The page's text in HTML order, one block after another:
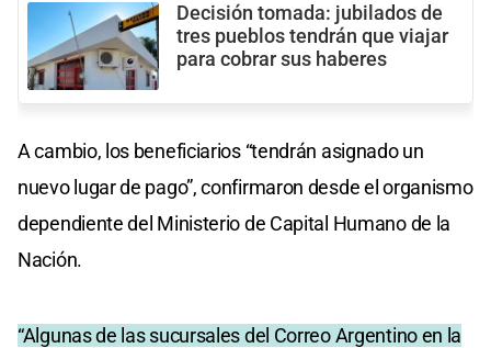
Decisión tomada: jubilados de
tres pueblos tendrán que viajar
para cobrar sus haberes
A cambio, los beneficiarios “tendrán asignado un
nuevo lugar de pago”, confirmaron desde el organismo
dependiente del Ministerio de Capital Humano de la
Nación.
“Algunas de las sucursales del Correo Argentino en la